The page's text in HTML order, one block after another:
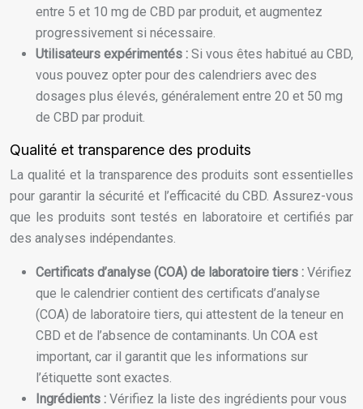
entre 5 et 10 mg de CBD par produit, et augmentez
progressivement si nécessaire.
Utilisateurs expérimentés : Si vous êtes habitué au CBD,
vous pouvez opter pour des calendriers avec des
dosages plus élevés, généralement entre 20 et 50 mg
de CBD par produit.
Qualité et transparence des produits
La qualité et la transparence des produits sont essentielles
pour garantir la sécurité et l’efficacité du CBD. Assurez-vous
que les produits sont testés en laboratoire et certifiés par
des analyses indépendantes.
Certificats d’analyse (COA) de laboratoire tiers : Vérifiez
que le calendrier contient des certificats d’analyse
(COA) de laboratoire tiers, qui attestent de la teneur en
CBD et de l’absence de contaminants. Un COA est
important, car il garantit que les informations sur
l’étiquette sont exactes.
Ingrédients : Vérifiez la liste des ingrédients pour vous